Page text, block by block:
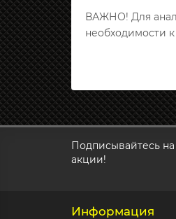
ВАЖНО! Для
необходимости
Подписывайтесь
акции!
Информация